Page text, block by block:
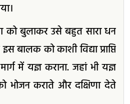
को बुलाकर उसे बहुत सारा धन
बालक को काशी विद्या प्राप्ति
में यज्ञ कराना. जहां भी यज्ञ
भोजन कराते और दक्षिणा देते